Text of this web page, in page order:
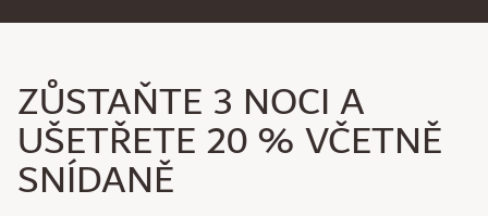
ZŮSTAŇTE 3 NOCI A
UŠETŘETE 20 % VČETNĚ
SNÍDANĚ